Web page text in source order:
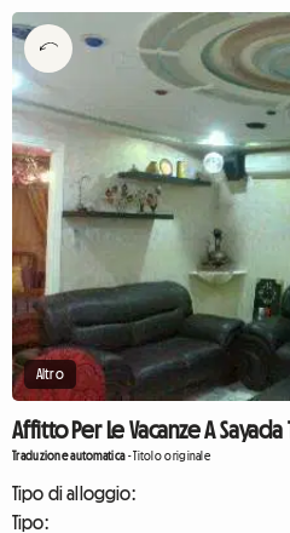
Altro
Affitto Per Le Vacanze A Sayada
Traduzione automatica-Titolo originale
Tipo di alloggio:
Tipo: